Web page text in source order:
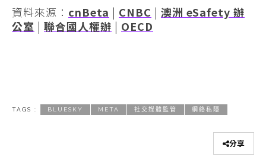
資料來源： cnBeta | CNBC | 澳洲 eSafety 辦
公室 | 聯合國人權辦 | OECD
TAGS : BLUESKY META 社交媒體監管 網絡私隱
分享